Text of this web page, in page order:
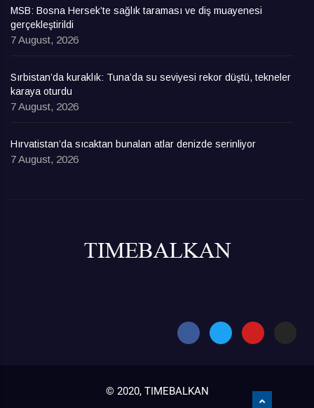
MSB: Bosna Hersek’te sağlık taraması ve diş muayenesi
gerçekleştirildi
7 August, 2026
Sırbistan’da kuraklık: Tuna’da su seviyesi rekor düştü, tekneler
karaya oturdu
7 August, 2026
Hırvatistan’da sıcaktan bunalan atlar denizde serinliyor
7 August, 2026
© 2020, TIMEBALKAN